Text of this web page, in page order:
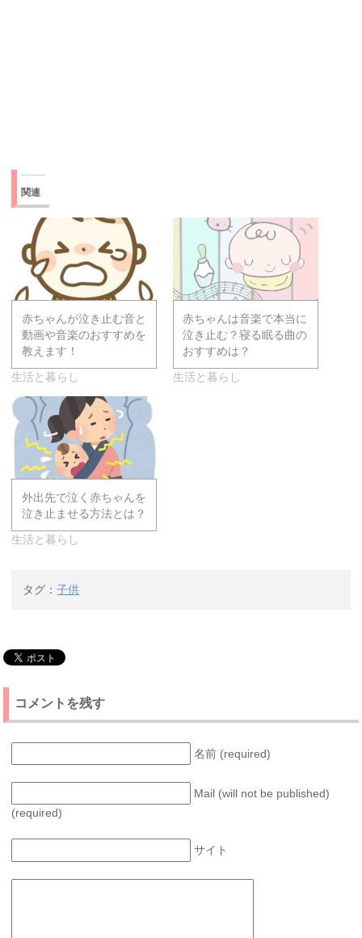
関連
赤ちゃんが泣き止む音と
動画や音楽のおすすめを
教えます！
生活と暮らし
赤ちゃんは音楽で本当に
泣き止む？寝る眠る曲の
おすすめは？
生活と暮らし
外出先で泣く赤ちゃんを
泣き止ませる方法とは？
生活と暮らし
タグ：子供
コメントを残す
名前 (required)
Mail (will not be published)
(required)
サイト